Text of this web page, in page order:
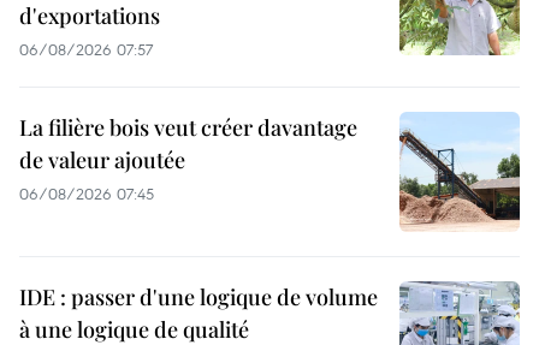
d'exportations
06/08/2026 07:57
La filière bois veut créer davantage
de valeur ajoutée
06/08/2026 07:45
IDE : passer d'une logique de volume
à une logique de qualité